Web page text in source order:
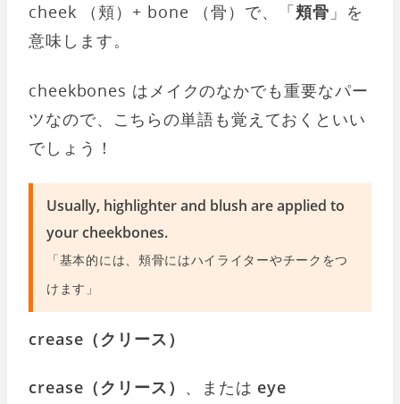
cheek （頬）+ bone （骨）で、「頬骨 」を
意味します。
cheekbones はメイクのなかでも重要なパー
ツなので、こちらの単語も覚えておくといい
でしょう！
Usually, highlighter and blush are applied to
your cheekbones.
「基本的には、頬骨にはハイライターやチークをつ
けます」
crease（クリース）
crease（クリース） 、または eye